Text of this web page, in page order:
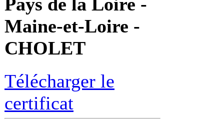
Maine-et-Loire -
CHOLET
Télécharger le
certificat